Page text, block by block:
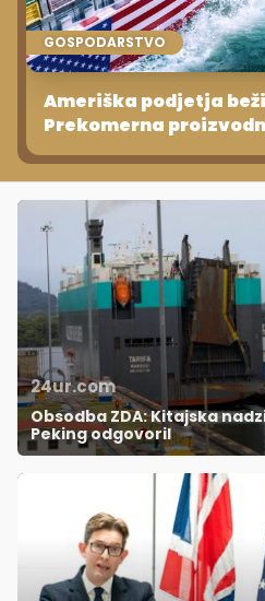
GOSPODARSTVO
Ameriška podjetja
Prekomerna
24ur.com
Obsodba ZDA: Kitajska
Peking odgovoril